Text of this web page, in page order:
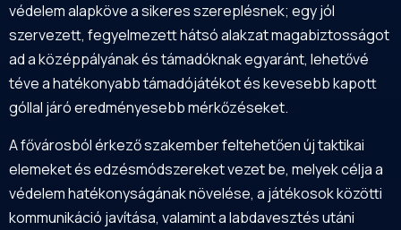
védelem alapköve a sikeres szereplésnek; egy jól
szervezett, fegyelmezett hátsó alakzat magabiztosságot
ad a középpályának és támadóknak egyaránt, lehetővé
téve a hatékonyabb támadójátékot és kevesebb kapott
góllal járó eredményesebb mérkőzéseket.
A fővárosból érkező szakember feltehetően új taktikai
elemeket és edzésmódszereket vezet be, melyek célja a
védelem hatékonyságának növelése, a játékosok közötti
kommunikáció javítása, valamint a labdavesztés utáni